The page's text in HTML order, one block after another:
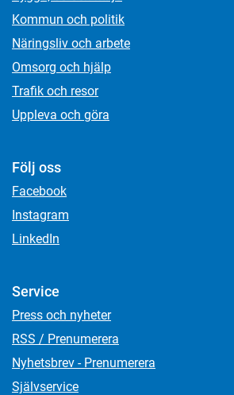
Kommun och politik
Näringsliv och arbete
Omsorg och hjälp
Trafik och resor
Uppleva och göra
Följ oss
Facebook
Instagram
LinkedIn
Service
Press och nyheter
RSS / Prenumerera
Nyhetsbrev - Prenumerera
Självservice